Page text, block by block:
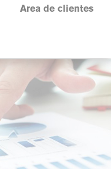
Area de clientes